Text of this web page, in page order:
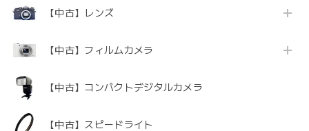
【中古】レンズ
【中古】フィルムカメラ
【中古】コンパクトデジタルカメラ
【中古】スピードライト